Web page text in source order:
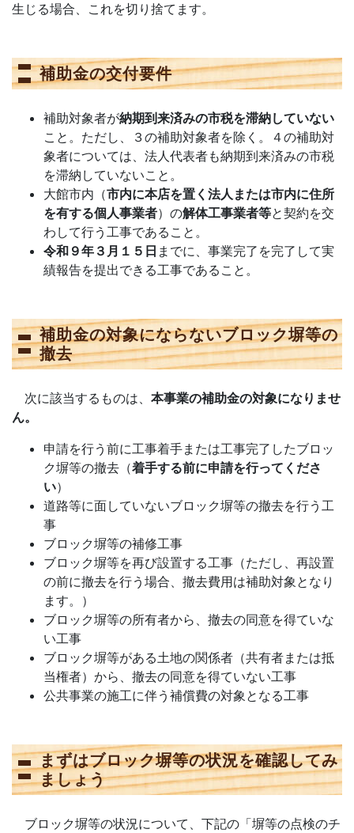
生じる場合、これを切り捨てます。
補助金の交付要件
補助対象者が納期到来済みの市税を滞納していない
こと。ただし、
３ の補助対象者を除く。 ４の補助対
象者については、法人代表者も納期到来済みの市税
を滞納していないこと。
大館市内（市内に本店を置く法人または市内に住所
を有する個人事業者）の解体工事業者等と契約を交
わして行う工事であること。
令和９年３月１５日 までに、事業完了を完了して実
績報告を提出できる工事であること。
補助金の対象にならないブロック塀等の
撤去
次に該当するものは、 本事業の補助金の対象になりませ
ん。
申請を行う前に工事着手または工事完了したブロッ
ク塀等の撤去（着手する前に申請を行ってくださ
い）
道路等に面していないブロック塀等の撤去を行う工
事
ブロック塀等の補修工事
ブロック塀等を再び設置する工事（ただし、再設置
の前に撤去を行う場合、撤去費用は補助対象となり
ます。）
ブロック塀等の所有者から、撤去の同意を得ていな
い工事
ブロック塀等がある土地の関係者（共有者または抵
当権者）から、撤去の同意を得ていない工事
公共事業の施工に伴う補償費の対象となる工事
まずはブロック塀等の状況を確認してみ
ましょう
ブロック塀等の状況について、下記の「塀等の点検のチ